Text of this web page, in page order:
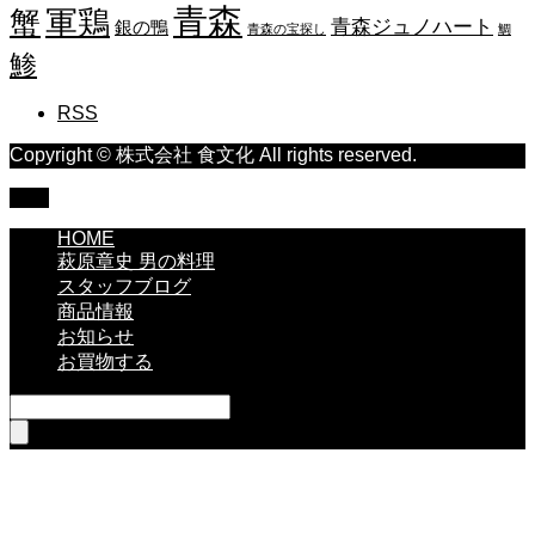
蟹軍鶏 銀の鴨 青森 青森の宝探し 青森ジュノハート 鯛
鯵
RSS
Copyright © 株式会社 食文化 All rights reserved.
HOME
萩原章史 男の料理
スタッフブログ
商品情報
お知らせ
お買物する